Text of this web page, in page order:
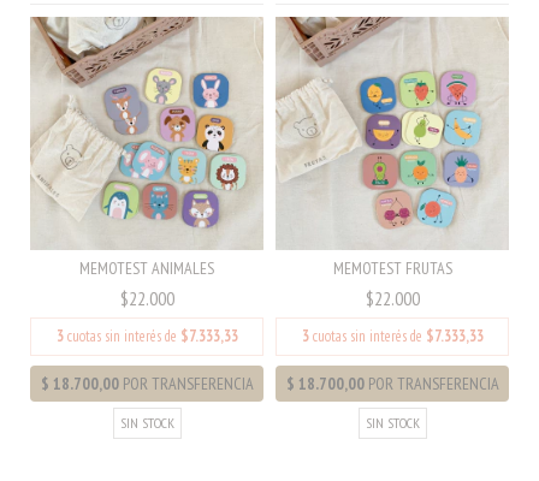
MEMOTEST ANIMALES
$22.000
3cuotas sin interés de $7.333,33
SIN STOCK
MEMOTEST FRUTAS
$22.000
3cuotas sin interés de $7.333,33
SIN STOCK